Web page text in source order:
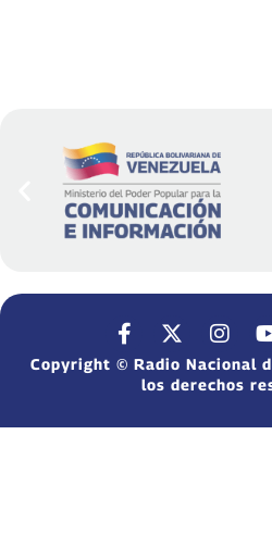
Copyright © Radio Nacional
los derechos